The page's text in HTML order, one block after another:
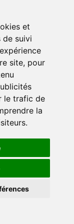
et
de suivi
site, pour
le trafic de
la